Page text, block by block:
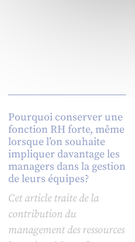
Pourquoi conserver une
fonction RH forte, même
lorsque l’on souhaite
impliquer davantage les
managers dans la gestion
de leurs équipes?
Cet article traite de la
contribution du
management des ressources